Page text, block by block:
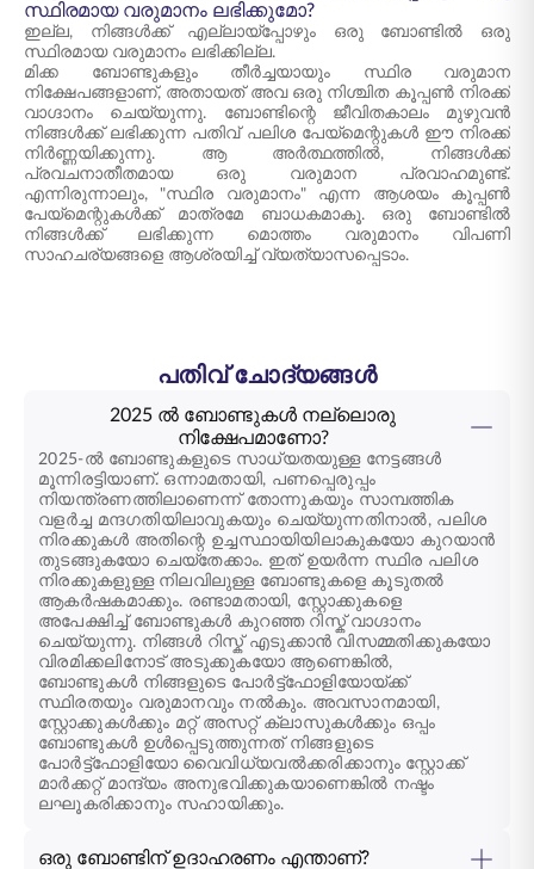
സ്ഥിരമായ വരുമാനം ലഭിക്കുമോ?
ഇല്ല, നിങ്ങൾക്ക് എല്ലായ്പ്പോഴും ഒരു ബോണ്ടിൽ ഒരു
സ്ഥിരമായ വരുമാനം ലഭിക്കില്ല.
മിക്ക ബോണ്ടുകളും തീർച്ചയായും സ്ഥിര വരുമാന
നിക്ഷേപങ്ങളാണ്, അതായത് അവ ഒരു നിശ്ചിത കൂപ്പൺ നിരക്ക്
വാഗ്ദാനം ചെയ്യുന്നു. ബോണ്ടിന്റെ ജീവിതകാലം മുഴുവൻ
നിങ്ങൾക്ക് ലഭിക്കുന്ന പതിവ് പലിശ പേയ്‌മെന്റുകൾ ഈ നിരക്ക്
നിർണ്ണയിക്കുന്നു. ആ അർത്ഥത്തിൽ, നിങ്ങൾക്ക്
പ്രവചനാതീതമായ ഒരു വരുമാന പ്രവാഹമുണ്ട്.
എന്നിരുന്നാലും, "സ്ഥിര വരുമാനം" എന്ന ആശയം കൂപ്പൺ
പേയ്‌മെന്റുകൾക്ക് മാത്രമേ ബാധകമാകൂ. ഒരു ബോണ്ടിൽ
നിങ്ങൾക്ക് ലഭിക്കുന്ന മൊത്തം വരുമാനം വിപണി
സാഹചര്യങ്ങളെ ആശ്രയിച്ച് വ്യത്യാസപ്പെടാം.
പതിവ് ചോദ്യങ്ങൾ
2025 ൽ ബോണ്ടുകൾ നല്ലൊരു
നിക്ഷേപമാണോ?
2025-ൽ ബോണ്ടുകളുടെ സാധ്യതയുള്ള നേട്ടങ്ങൾ
മൂന്നിരട്ടിയാണ്. ഒന്നാമതായി, പണപ്പെരുപ്പം
നിയന്ത്രണത്തിലാണെന്ന് തോന്നുകയും സാമ്പത്തിക
വളർച്ച മന്ദഗതിയിലാവുകയും ചെയ്യുന്നതിനാൽ, പലിശ
നിരക്കുകൾ അതിന്റെ ഉച്ചസ്ഥായിയിലാകുകയോ കുറയാൻ
തുടങ്ങുകയോ ചെയ്തേക്കാം. ഇത് ഉയർന്ന സ്ഥിര പലിശ
നിരക്കുകളുള്ള നിലവിലുള്ള ബോണ്ടുകളെ കൂടുതൽ
ആകർഷകമാക്കും. രണ്ടാമതായി, സ്റ്റോക്കുകളെ
അപേക്ഷിച്ച് ബോണ്ടുകൾ കുറഞ്ഞ റിസ്ക് വാഗ്ദാനം
ചെയ്യുന്നു. നിങ്ങൾ റിസ്ക് എടുക്കാൻ വിസമ്മതിക്കുകയോ
വിരമിക്കലിനോട് അടുക്കുകയോ ആണെങ്കിൽ,
ബോണ്ടുകൾ നിങ്ങളുടെ പോർട്ട്ഫോളിയോയ്ക്ക്
സ്ഥിരതയും വരുമാനവും നൽകും. അവസാനമായി,
സ്റ്റോക്കുകൾക്കും മറ്റ് അസറ്റ് ക്ലാസുകൾക്കും ഒപ്പം
ബോണ്ടുകൾ ഉൾപ്പെടുത്തുന്നത് നിങ്ങളുടെ
പോർട്ട്ഫോളിയോ വൈവിധ്യവൽക്കരിക്കാനും സ്റ്റോക്ക്
മാർക്കറ്റ് മാന്ദ്യം അനുഭവിക്കുകയാണെങ്കിൽ നഷ്ടം
ലഘൂകരിക്കാനും സഹായിക്കും.
ഒരു ബോണ്ടിന് ഉദാഹരണം എന്താണ്?